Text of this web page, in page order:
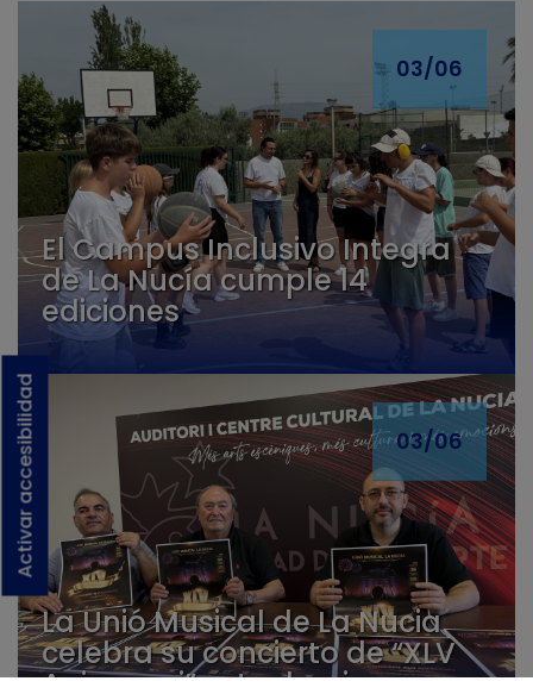
Activar accesibilidad
El Campus Inclusivo Integra
de La Nucía cumple 14
ediciones
03/06
La Unió Musical de La Nucia
celebra su concierto de “XLV
Aniversari” este domingo
03/06